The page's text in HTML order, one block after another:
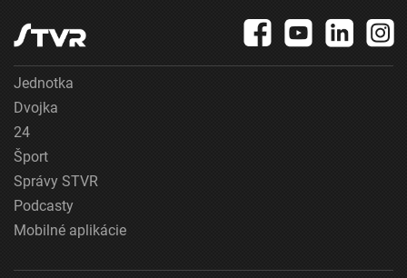
Jednotka
Dvojka
24
Šport
Správy STVR
Podcasty
Mobilné aplikácie